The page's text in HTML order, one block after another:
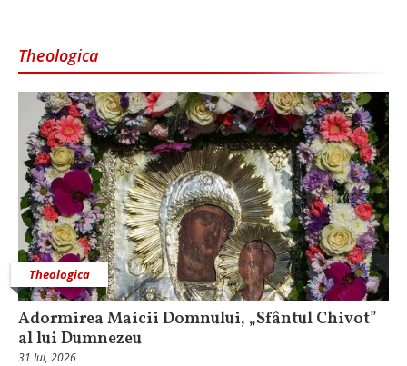
Theologica
Theologica
Adormirea Maicii Domnului, „Sfântul Chivot”
al lui Dumnezeu
31 Iul, 2026